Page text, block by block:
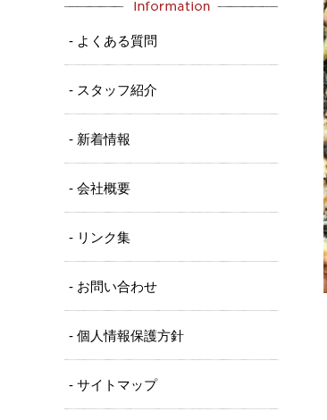
- よくある質問
- スタッフ紹介
- 新着情報
- 会社概要
- リンク集
- お問い合わせ
- 個人情報保護方針
- サイトマップ